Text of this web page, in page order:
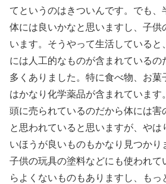
てというのはきついんです。でも、
体には良いかなと思いますし、子供
います。そうやって生活していると
には人工的なものが含まれているの
多くありました。特に食べ物、お菓
はかなり化学薬品が含まれています
頭に売られているのだから体には害
と思われていると思いますが、やは
いほうが良いものもかなり見つかり
子供の玩具の塗料などにも使われて
らよくないものもありますし、もっ